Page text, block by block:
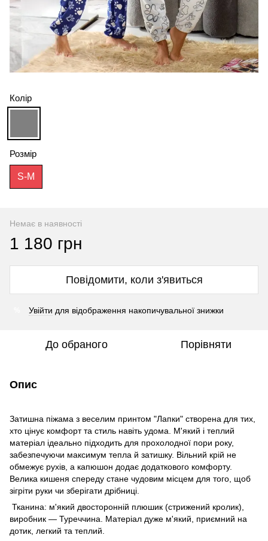
Колір
Розмір
S-M
Немає в наявності
1 180 грн
Повідомити, коли з'явиться
Увійти для відображення накопичувальної знижки
До обраного Порівняти
Опис
Затишна піжама з веселим принтом "Лапки" створена для тих,
хто цінує комфорт та стиль навіть удома. М'який і теплий
матеріал ідеально підходить для прохолодної пори року,
забезпечуючи максимум тепла й затишку. Вільний крій не
обмежує рухів, а капюшон додає додаткового комфорту.
Велика кишеня спереду стане чудовим місцем для того, щоб
зігріти руки чи зберігати дрібниці.
Тканина: м'який двосторонній плюшик (стрижений кролик),
виробник — Туреччина. Матеріал дуже м'який, приємний на
дотик, легкий та теплий.